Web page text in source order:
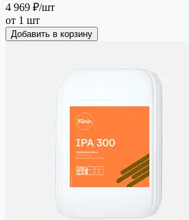
4 969 ₽/шт
от 1 шт
Добавить в корзину